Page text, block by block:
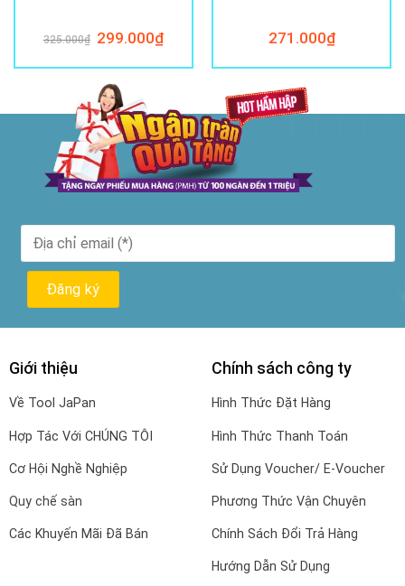
325.000₫ Giá
gốc
325.000₫.
299.000₫Giá
là:
271.000₫
Giới thiệu
Về Tool JaPan
Hợp Tác Với CHÚNG TÔI
Cơ Hội Nghề Nghiệp
Quy chế sàn
Các Khuyến Mãi Đã Bán
Chính sách công ty
Hình Thức Đặt Hàng
Hình Thức Thanh Toán
Sử Dụng Voucher/ E-Voucher
Phương Thức Vận Chuyên
Chính Sách Đổi Trả Hàng
Hướng Dẫn Sử Dụng